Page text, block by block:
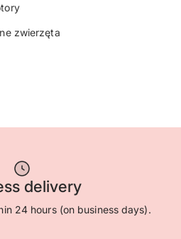
zwierzęta
delivery
24 hours (on business days).